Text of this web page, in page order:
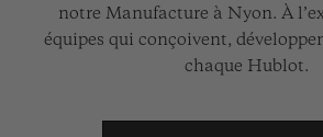
notre Manufacture à Nyon. À
équipes qui conçoivent,
chaque Hublot.